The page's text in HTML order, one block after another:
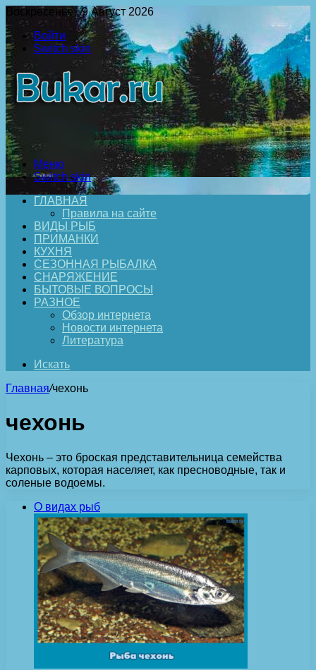
Воскресенье , 9 Август 2026
Войти
Switch skin
Меню
Switch skin
ГЛАВНАЯ
Правила на сайте
ВИДЫ РЫБ
ПРИМАНКИ
КУХНЯ
СЕЗОННАЯ РЫБАЛКА
СНАРЯЖЕНИЕ
БЫТОВЫЕ ВОПРОСЫ
РАЗНОЕ
Обзор интернета
Новости интернета
Литература
Искать
Главная/чехонь
чехонь
Чехонь – это броская представительница семейства
карповых, которая населяет, как пресноводные, так и
соленые водоемы.
О видах рыб